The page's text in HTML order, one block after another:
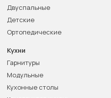
Двуспальные
Детские
Ортопедические
Кухни
Гарнитуры
Модульные
Кухонные столы